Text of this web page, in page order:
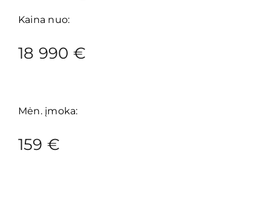
Kaina nuo:
18 990 €
Mėn. įmoka:
159 €